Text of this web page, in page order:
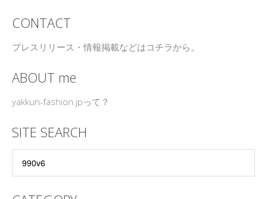
CONTACT
プレスリリース・情報掲載などはコチラから。
ABOUT me
yakkun-fashion.jpって？
SITE SEARCH